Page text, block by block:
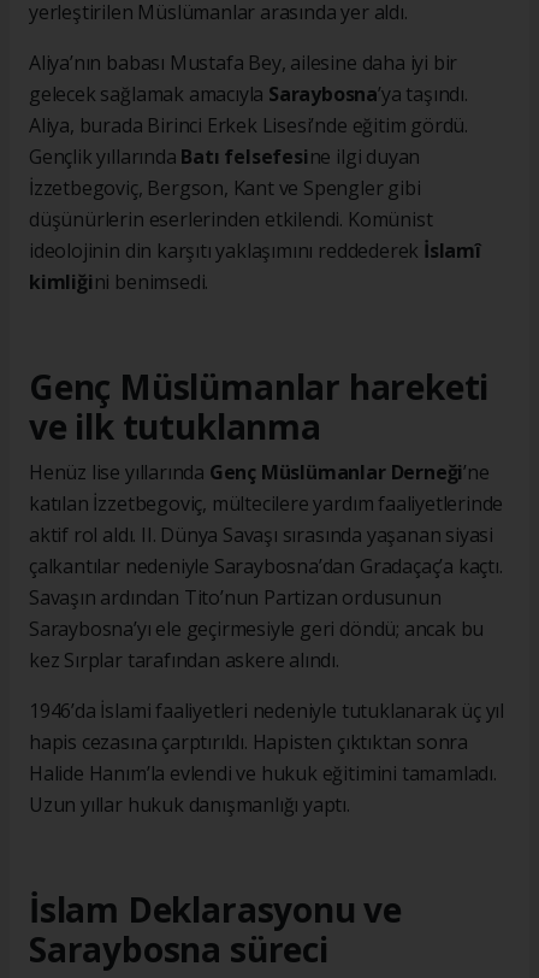
yerleştirilen Müslümanlar arasında yer aldı.
Aliya’nın babası Mustafa Bey, ailesine daha iyi bir
gelecek sağlamak amacıyla Saraybosna’ya taşındı.
Aliya, burada Birinci Erkek Lisesi’nde eğitim gördü.
Gençlik yıllarında Batı felsefesine ilgi duyan
İzzetbegoviç, Bergson, Kant ve Spengler gibi
düşünürlerin eserlerinden etkilendi. Komünist
ideolojinin din karşıtı yaklaşımını reddederek İslamî
kimliğini benimsedi.
Genç Müslümanlar hareketi
ve ilk tutuklanma
Henüz lise yıllarında Genç Müslümanlar Derneği’ne
katılan İzzetbegoviç, mültecilere yardım faaliyetlerinde
aktif rol aldı. II. Dünya Savaşı sırasında yaşanan siyasi
çalkantılar nedeniyle Saraybosna’dan Gradaçaç’a kaçtı.
Savaşın ardından Tito’nun Partizan ordusunun
Saraybosna’yı ele geçirmesiyle geri döndü; ancak bu
kez Sırplar tarafından askere alındı.
1946’da İslami faaliyetleri nedeniyle tutuklanarak üç yıl
hapis cezasına çarptırıldı. Hapisten çıktıktan sonra
Halide Hanım’la evlendi ve hukuk eğitimini tamamladı.
Uzun yıllar hukuk danışmanlığı yaptı.
İslam Deklarasyonu ve
Saraybosna süreci